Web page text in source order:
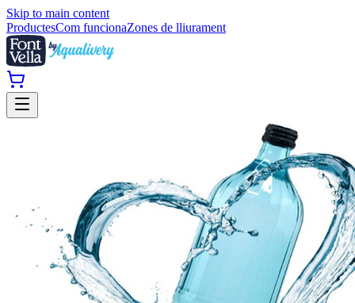
Skip to main content
ProductesCom funcionaZones de lliurament